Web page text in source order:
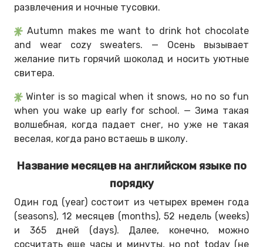
развлечения и ночные тусовки.
Autumn makes me want to drink hot chocolate
and wear cozy sweaters. — Осень вызывает
желание пить горячий шоколад и носить уютные
свитера.
Winter is so magical when it snows, но no so fun
when you wake up early for school. — Зима такая
волшебная, когда падает снег, но уже не такая
веселая, когда рано встаешь в школу.
Название месяцев на английском языке по
порядку
Один год (year) состоит из четырех времен года
(seasons), 12 месяцев (months), 52 недель (weeks)
и 365 дней (days). Далее, конечно, можно
сосчитать еще часы и минуты, но not today (не